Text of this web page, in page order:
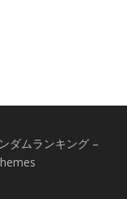
ダムランキング –